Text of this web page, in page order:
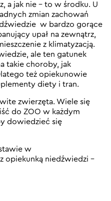
a jak nie – to w środku. U
zmian zachowań
w bardzo gorące
upał na zewnątrz,
z klimatyzacją.
ale ten gatunek
takie choroby, jak
też opiekunowie
diety i tran.
zwierzęta. Wiele się
do ZOO w każdym
dowiedzieć się
w
opiekunką niedźwiedzi –